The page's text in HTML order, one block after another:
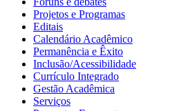
Projetos e Programas
Editais
Calendário Acadêmico
Permanência e Êxito
Inclusão/Acessibilidade
Currículo Integrado
Gestão Acadêmica
Serviços